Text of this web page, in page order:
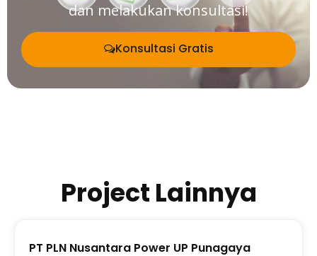
dan melakukan konsultasi!
Konsultasi Gratis
Project Lainnya
PT PLN Nusantara Power UP Punagaya